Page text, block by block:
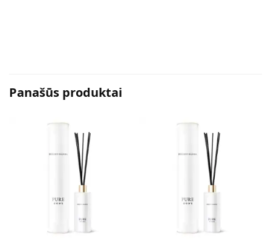
Panašūs produktai